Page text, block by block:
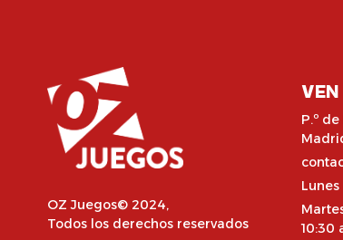
OZ Juegos© 2024,
Todos los derechos reservados
P.º
10:30